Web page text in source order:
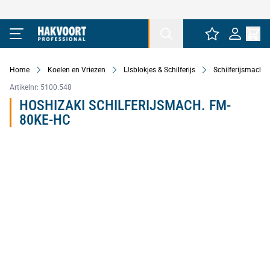
Ga naar de inhoud
Home Koelen en Vriezen IJsblokjes & Schilferijs
Artikelnr: 5100.548
HOSHIZAKI SCHILFERIJSMACH. FM-
80KE-HC